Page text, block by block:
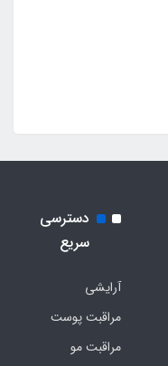
دسترسی
سریع
آرایشی
مراقبت پوست
مراقبت مو